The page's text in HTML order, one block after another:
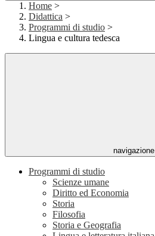
Home >
Didattica >
Programmi di studio >
Lingua e cultura tedesca
navigazione
Programmi di studio
Scienze umane
Diritto ed Economia
Storia
Filosofia
Storia e Geografia